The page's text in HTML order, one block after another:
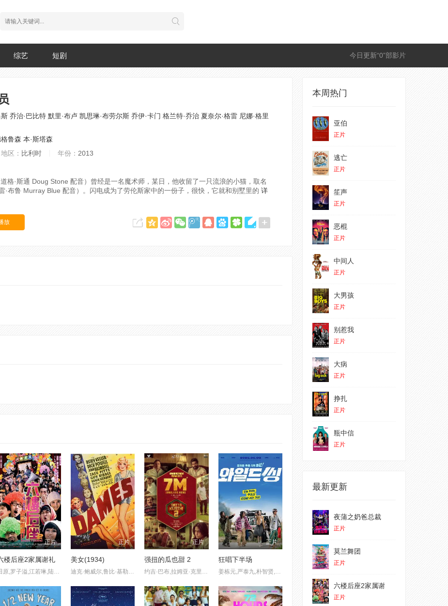
今日更新“0”部影片
综艺 短剧
乔治·巴比特 默里·布卢 凯思琳·布劳尔斯 乔伊·卡门 格兰特·乔治 夏奈尔·格雷 尼娜·格里
鲁森 本·斯塔森
地区： 比利时 年份： 2013
格·斯通 Doug Stone 配音）曾经是一名魔术师，某日，他收留了一只流浪的小猫，取名
·布鲁 Murray Blue 配音）。闪电成为了劳伦斯家中的一份子，很快，它就和别墅里的 详
放
正片
楼后座2家属谢礼
田原,罗子溢,江若琳,陆永,郑诗君,曾志伟,林嘉欣,卢巧音,周俊伟
正片
美女(1934)
迪克·鲍威尔,鲁比·基勒,Hugh Herbert
正片
强扭的瓜也甜 2
约吉·巴布,拉姆亚·克里希南,Karunas,艾西瓦娅·莱克希米,Sreeja Ravi,维施努·维绍尔
正片
狂唱下半场
姜栋元,严泰九,朴智贤,吴正世
本周热门
亚伯
正片
逃亡
正片
笙声
正片
恶棍
正片
中间人
正片
大男孩
正片
别惹我
正片
大病
正片
挣扎
正片
瓶中信
正片
最新更新
夜蒲之奶爸总裁
正片
莫兰舞团
正片
六楼后座2家属谢
正片